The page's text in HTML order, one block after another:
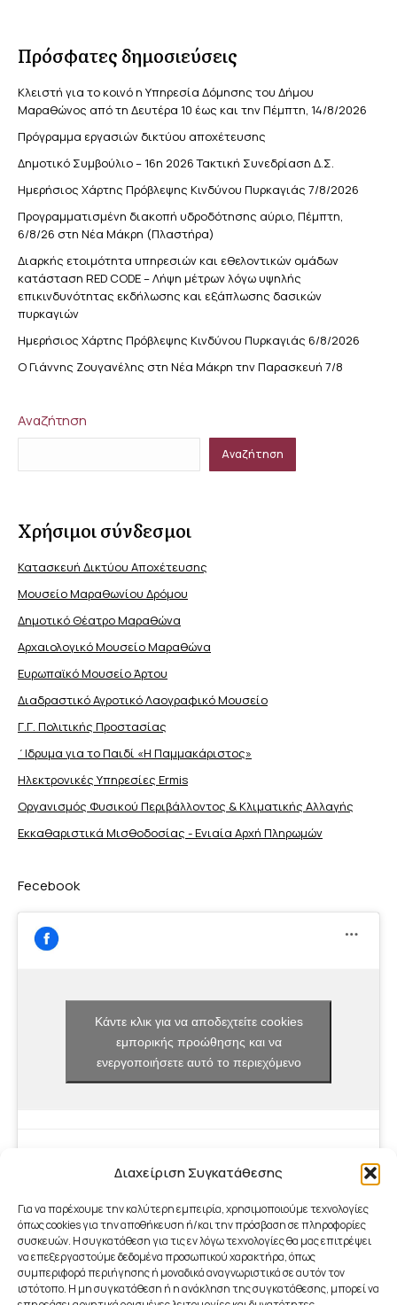
Διαχείριση Συγκατάθεσης
Για να παρέχουμε την καλύτερη εμπειρία, χρησιμοποιούμε τεχνολογίες
όπως cookies για την αποθήκευση ή/και την πρόσβαση σε πληροφορίες
συσκευών. Η συγκατάθεση για τις εν λόγω τεχνολογίες θα μας επιτρέψει
να επεξεργαστούμε δεδομένα προσωπικού χαρακτήρα, όπως
συμπεριφορά περιήγησης ή μοναδικά αναγνωριστικά σε αυτόν τον
ιστότοπο. Η μη συγκατάθεση ή η ανάκληση της συγκατάθεσης, μπορεί να
Πρόσφατες δημοσιεύσεις
Κλειστή για το κοινό η Υπηρεσία Δόμησης του Δήμου
Μαραθώνος από τη Δευτέρα 10 έως και την Πέμπτη, 14/8/2026
Πρόγραμμα εργασιών δικτύου αποχέτευσης
Δημοτικό Συμβούλιο – 16η 2026 Τακτική Συνεδρίαση Δ.Σ.
Ημερήσιος Χάρτης Πρόβλεψης Κινδύνου Πυρκαγιάς 7/8/2026
Προγραμματισμένη διακοπή υδροδότησης αύριο, Πέμπτη,
6/8/26 στη Νέα Μάκρη (Πλαστήρα)
Διαρκής ετοιμότητα υπηρεσιών και εθελοντικών ομάδων
κατάσταση RED CODE – Λήψη μέτρων λόγω υψηλής
επικινδυνότητας εκδήλωσης και εξάπλωσης δασικών
πυρκαγιών
Ημερήσιος Χάρτης Πρόβλεψης Κινδύνου Πυρκαγιάς 6/8/2026
Ο Γιάννης Ζουγανέλης στη Νέα Μάκρη την Παρασκευή 7/8
Αναζήτηση
Αναζήτηση
Χρήσιμοι σύνδεσμοι
Κατασκευή Δικτύου Αποχέτευσης
Μουσείο Μαραθωνίου Δρόμου
Δημοτικό Θέατρο Μαραθώνα
Αρχαιολογικό Μουσείο Μαραθώνα
Ευρωπαϊκό Μουσείο Άρτου
Διαδραστικό Αγροτικό Λαογραφικό Μουσείο
Γ.Γ. Πολιτικής Προστασίας
΄Ιδρυμα για το Παιδί «Η Παμμακάριστος»
Ηλεκτρονικές Υπηρεσίες Ermis
Οργανισμός Φυσικού Περιβάλλοντος & Κλιματικής Aλλαγής
Εκκαθαριστικά Μισθοδοσίας - Ενιαία Αρχή Πληρωμών
Fecebook
Κάντε κλικ για να αποδεχτείτε cookies
εμπορικής προώθησης και να
ενεργοποιήσετε αυτό το περιεχόμενο